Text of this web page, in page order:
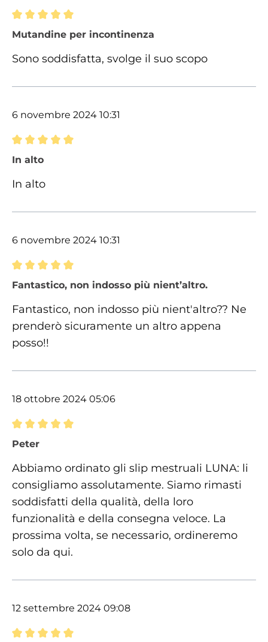
Recensione con valutazione di 5 su 5 stelle
Mutandine per incontinenza
Sono soddisfatta, svolge il suo scopo
6 novembre 2024 10:31
Recensione con valutazione di 5 su 5 stelle
In alto
In alto
6 novembre 2024 10:31
Recensione con valutazione di 5 su 5 stelle
Fantastico, non indosso più nient’altro.
Fantastico, non indosso più nient'altro?? Ne
prenderò sicuramente un altro appena
posso!!
18 ottobre 2024 05:06
Recensione con valutazione di 5 su 5 stelle
Peter
Abbiamo ordinato gli slip mestruali LUNA: li
consigliamo assolutamente. Siamo rimasti
soddisfatti della qualità, della loro
funzionalità e della consegna veloce. La
prossima volta, se necessario, ordineremo
solo da qui.
12 settembre 2024 09:08